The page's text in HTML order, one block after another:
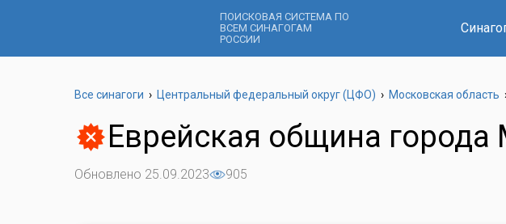
ПОИСКОВАЯ СИСТЕМА ПО
ВСЕМ СИНАГОГАМ
РОССИИ
Все синагоги › Центральный федеральный округ (ЦФО) › Московская область
Еврейская община
Обновлено 25.09.2023 905